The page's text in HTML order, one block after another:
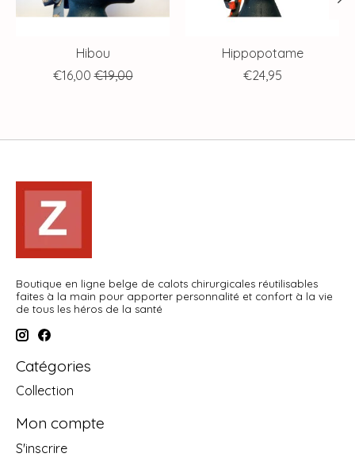
Hibou
€16,00 €19,00
Hippopotame
€24,95
Boutique en ligne belge de calots chirurgicales réutilisables
faites à la main pour apporter personnalité et confort à la vie
de tous les héros de la santé
Catégories
Collection
Mon compte
S'inscrire